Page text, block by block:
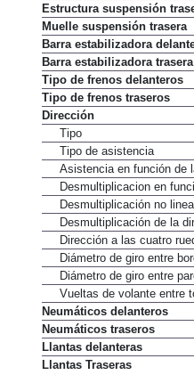
Estructura suspensión
Muelle suspensión trasera
Barra estabilizadora
Barra estabilizadora trasera
Tipo de frenos delanteros
Tipo de frenos traseros
Dirección
Tipo
Tipo de asistencia
Asistencia en función de
Desmultiplicacion en
Desmultiplicación no
Desmultiplicación de la
Dirección a las cuatro
Diámetro de giro entre
Diámetro de giro entre
Vueltas de volante entre
Neumáticos delanteros
Neumáticos traseros
Llantas delanteras
Llantas Traseras